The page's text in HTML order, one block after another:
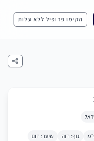
הקימו פרופיל ללא עלות
גוף: רזה
שיער: חום